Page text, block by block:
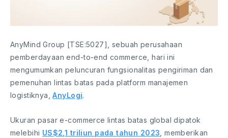
AnyMind Group [TSE:5027], sebuah perusahaan
pemberdayaan end-to-end commerce, hari ini
mengumumkan peluncuran fungsionalitas pengiriman dan
pemenuhan lintas batas pada platform manajemen
logistiknya,AnyLogi.
Ukuran pasar e-commerce lintas batas global dipatok
melebihi US$2,1 triliun pada tahun 2023 , memberikan